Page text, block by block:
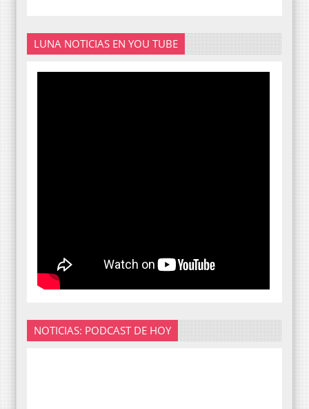
LUNA NOTICIAS EN YOU TUBE
NOTICIAS: PODCAST DE HOY